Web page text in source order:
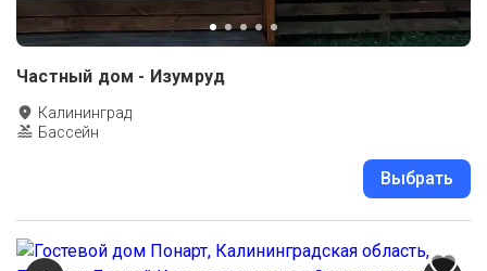
Частный дом - Изумруд
Калининград
Бассейн
Выбрать